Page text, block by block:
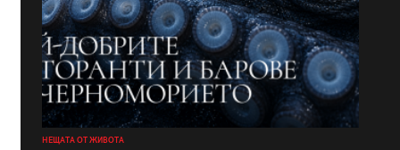
НЕЩАТА ОТ ЖИВОТА